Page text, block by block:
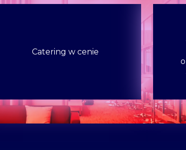
Catering w cenie